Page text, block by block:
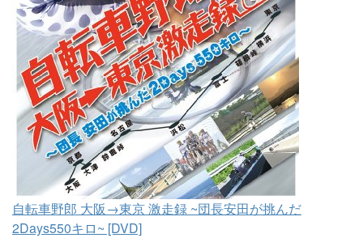
自転車野郎 大阪→東京 激走録 ~団長安田が挑んだ
2Days550キロ~ [DVD]